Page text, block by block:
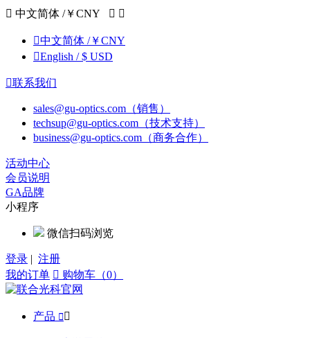
 中文简体 /￥CNY  
中文简体 /￥CNY
English / $ USD
联系我们
sales@gu-optics.com（销售）
techsup@gu-optics.com（技术支持）
business@gu-optics.com（商务合作）
活动中心
会员说明
GA品牌
小程序
微信扫码浏览
登录 | 注册
我的订单  购物车（0）
产品  